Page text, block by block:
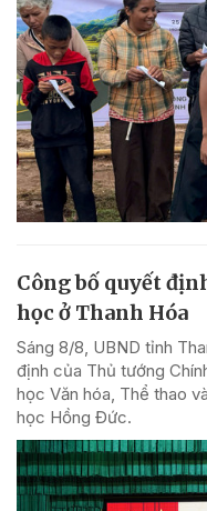
Công bố quyết
học ở Thanh Hóa
Sáng 8/8, UBND tỉnh
định của Thủ tướng
học Văn hóa, Thể thao
học Hồng Đức.